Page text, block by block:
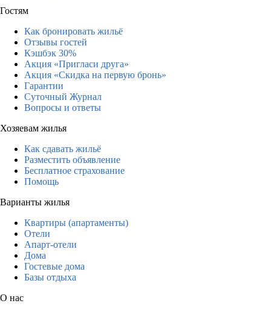
Гостям
Как бронировать жильё
Отзывы гостей
Кэшбэк 30%
Акция «Пригласи друга»
Акция «Скидка на первую бронь»
Гарантии
Суточный Журнал
Вопросы и ответы
Хозяевам жилья
Как сдавать жильё
Разместить объявление
Бесплатное страхование
Помощь
Варианты жилья
Квартиры (апартаменты)
Отели
Апарт-отели
Дома
Гостевые дома
Базы отдыха
О нас